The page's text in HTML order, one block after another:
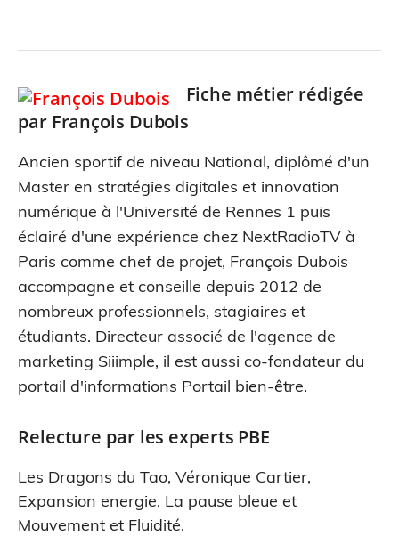
Fiche métier rédigée
par François Dubois
Ancien sportif de niveau National, diplômé d'un
Master en stratégies digitales et innovation
numérique à l'Université de Rennes 1 puis
éclairé d'une expérience chez NextRadioTV à
Paris comme chef de projet, François Dubois
accompagne et conseille depuis 2012 de
nombreux professionnels, stagiaires et
étudiants. Directeur associé de l'agence de
marketing Siiimple, il est aussi co-fondateur du
portail d'informations Portail bien-être.
Relecture par les experts PBE
Les Dragons du Tao, Véronique Cartier,
Expansion energie, La pause bleue et
Mouvement et Fluidité.